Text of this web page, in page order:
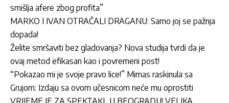
smišlja afere zbog profita”
MARKO I IVAN OTRAČALI DRAGANU: Samo joj se pažnja
dopada!
Želite smršaviti bez gladovanja? Nova studija tvrdi da je
ovaj metod efikasan kao i povremeni post!
“Pokazao mi je svoje pravo lice!” Mimas raskinula sa
Grujom: Izdaju sa ovom učesnicom neće mu oprostiti
VRIJEME JE ZA SPEKTAKL U BEOGRADU! VELIKA